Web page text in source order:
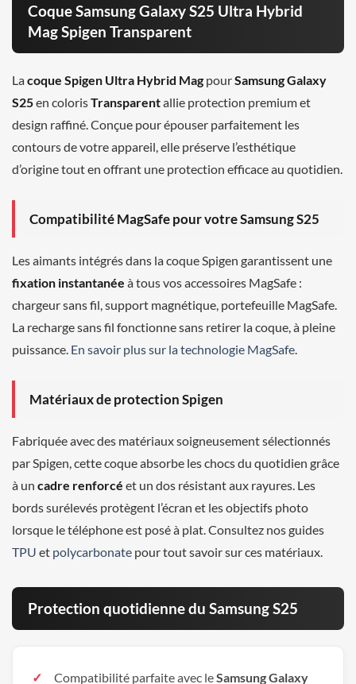
Coque Samsung Galaxy S25 Ultra Hybrid
Mag Spigen Transparent
Lacoque Spigen Ultra Hybrid Mag pourSamsung Galaxy
S25en colorisTransparentallie protection premium et
design raffiné. Conçue pour épouser parfaitement les
contours de votre appareil, elle préserve l’esthétique
d’origine tout en offrant une protection efficace au quotidien.
Compatibilité MagSafe pour votre Samsung S25
Les aimants intégrés dans la coque Spigen garantissent une
fixation instantanée à tous vos accessoires MagSafe :
chargeur sans fil, support magnétique, portefeuille MagSafe.
La recharge sans fil fonctionne sans retirer la coque, à pleine
puissance. En savoir plus sur la technologie MagSafe.
Matériaux de protection Spigen
Fabriquée avec des matériaux soigneusement sélectionnés
par Spigen, cette coque absorbe les chocs du quotidien grâce
à un cadre renforcé et un dos résistant aux rayures. Les
bords surélevés protègent l’écran et les objectifs photo
lorsque le téléphone est posé à plat. Consultez nos guides
TPU et polycarbonate pour tout savoir sur ces matériaux.
Protection quotidienne du Samsung S25
Compatibilité parfaite avec leSamsung Galaxy